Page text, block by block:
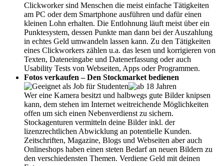
Clickworker sind Menschen die meist einfache Tätigkeiten
am PC oder dem Smartphone ausführen und dafür einen
kleinen Lohn erhalten. Die Entlohnung läuft meist über ein
Punktesystem, dessen Punkte man dann bei der Auszahlung
in echtes Geld umwandeln lassen kann. Zu den Tätigkeiten
eines Clickworkers zählen u.a. das lesen und korrigieren von
Texten, Dateneingabe und Datenerfassung oder auch
Usability Tests von Webseiten, Apps oder Programmen.
Fotos verkaufen – Den Stockmarket bedienen
Wer eine Kamera besitzt und halbwegs gute Bilder knipsen
kann, dem stehen im Internet weitreichende Möglichkeiten
offen um sich einen Nebenverdienst zu sichern.
Stockagenturen vermitteln deine Bilder inkl. der
lizenzrechtlichen Abwicklung an potentielle Kunden.
Zeitschriften, Magazine, Blogs und Webseiten aber auch
Onlineshops haben einen steten Bedarf an neuen Bildern zu
den verschiedensten Themen. Verdiene Geld mit deinen